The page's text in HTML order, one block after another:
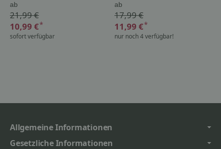
ab
21,99 €
10,99 €*
sofort verfügbar
ab
17,99 €
11,99 €*
nur noch 4 verfügbar!
Allgemeine Informationen
Gesetzliche Informationen